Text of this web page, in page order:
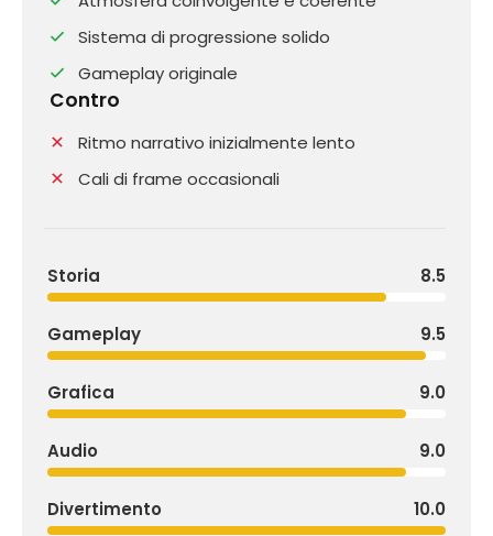
Sistema di progressione solido
Gameplay originale
Contro
Ritmo narrativo inizialmente lento
Cali di frame occasionali
Storia 8.5
Gameplay 9.5
Grafica 9.0
Audio 9.0
Divertimento 10.0